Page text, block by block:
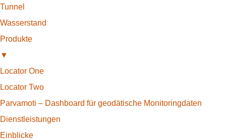
Tunnel
Wasserstand
Produkte
▼
Locator One
Locator Two
Parvamoti – Dashboard für geodätische Monitoringdaten
Dienstleistungen
Einblicke